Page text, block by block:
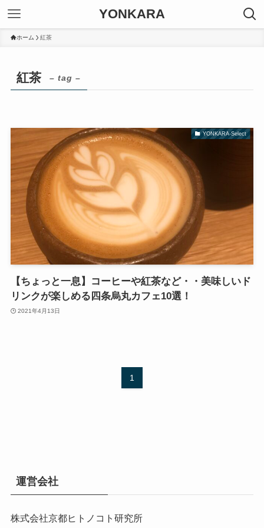
YONKARA
ホーム 紅茶
紅茶 – tag –
YONKARA-Select
【ちょっと一息】コーヒーや紅茶など・・美味しいド
リンクが楽しめる四条烏丸カフェ10選！
2021年4月13日
1
運営会社
株式会社京都ヒトノコト研究所